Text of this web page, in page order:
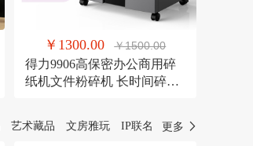
￥1300.00 ￥1500.00
得力9906高保密办公商用碎
纸机文件粉碎机 长时间碎纸
艺术藏品 文房雅玩 IP联名 更多